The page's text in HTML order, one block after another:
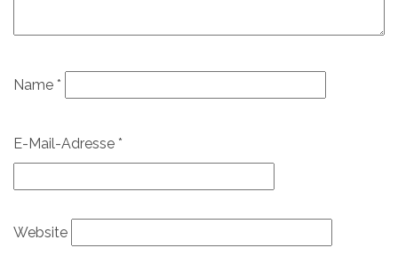
Name *
E-Mail-Adresse *
Website